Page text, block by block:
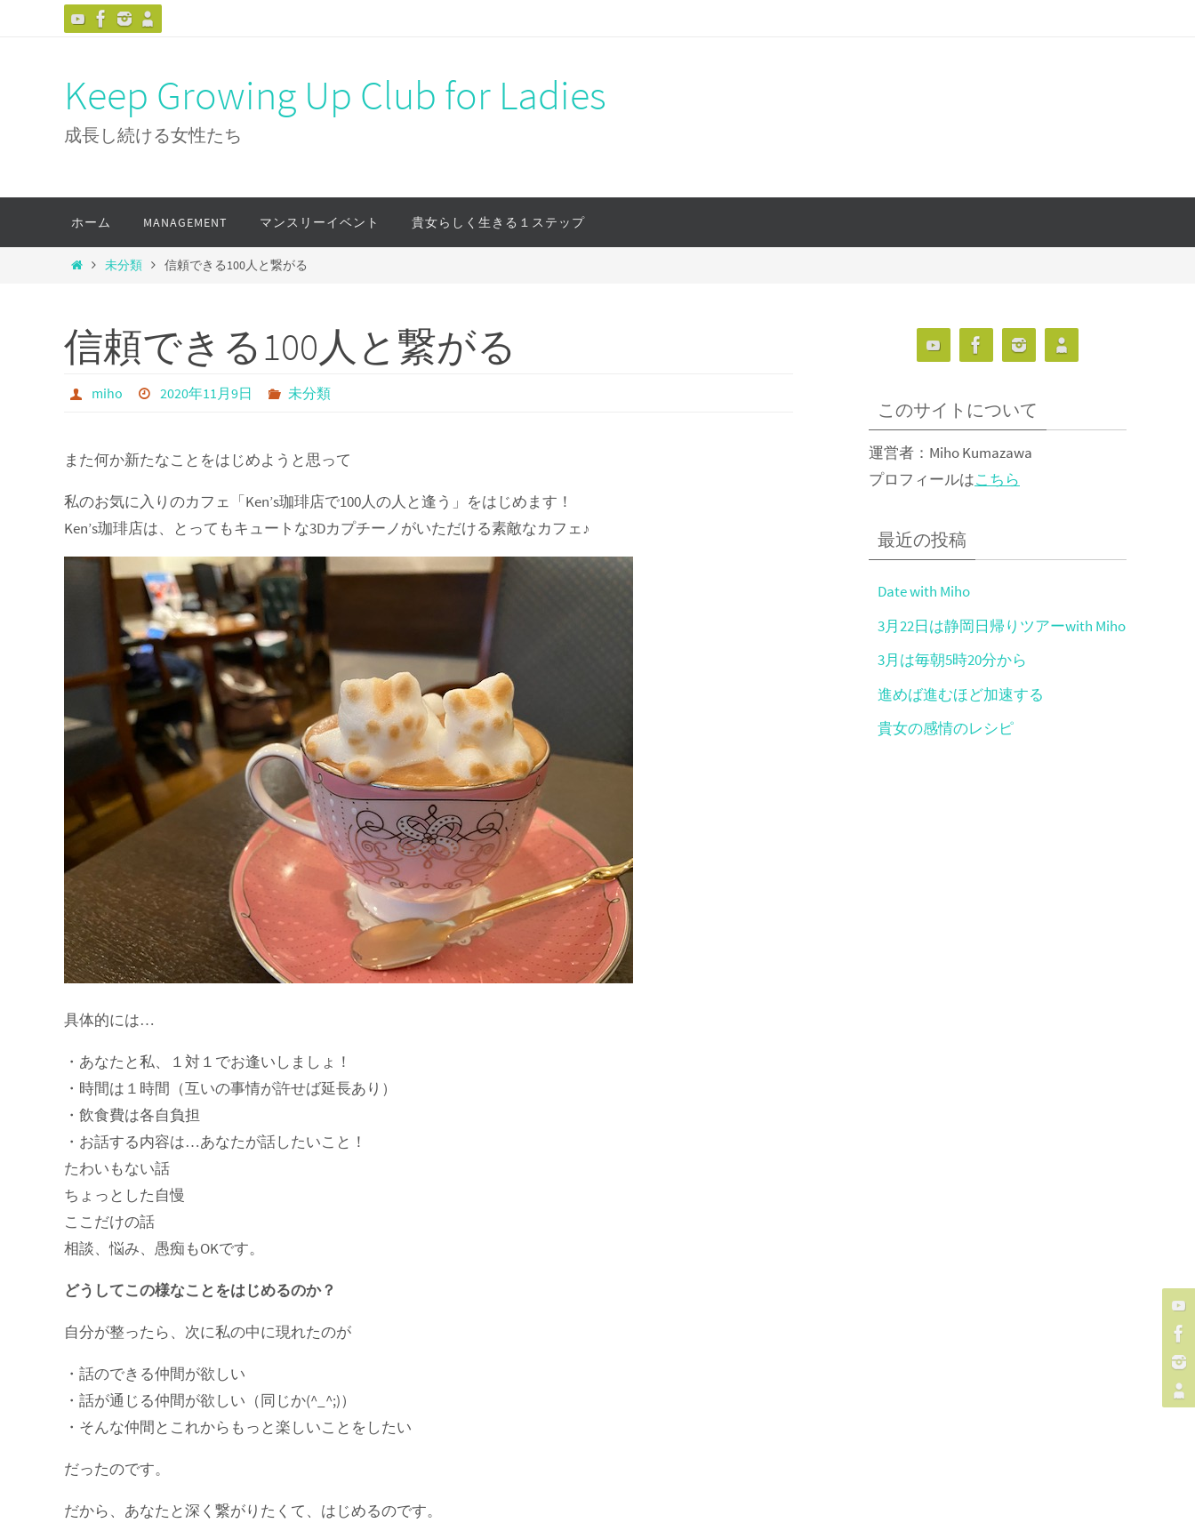
キ
プ
Keep Growing Up Club for Ladies
成長し続ける女性たち
テ
ホーム MANAGEMENT マンスリーイベント 貴女らしく生きる１ステップ
ホ 未分類 信頼できる100人と繋がる
信頼できる100人と繋がる
miho 2020年11月9日 未分類
また何か新たなことをはじめようと思って
私のお気に入りのカフェ「Ken’s珈琲店で100人の人と逢う」をはじめます！
Ken’s珈琲店は、とってもキュートな3Dカプチーノがいただける素敵なカフェ♪
具体的には…
・あなたと私、１対１でお逢いしましょ！
・時間は１時間（互いの事情が許せば延長あり）
・飲食費は各自負担
・お話する内容は…あなたが話したいこと！
たわいもない話
ちょっとした自慢
ここだけの話
相談、悩み、愚痴もOKです。
どうしてこの様なことをはじめるのか？
自分が整ったら、次に私の中に現れたのが
・話のできる仲間が欲しい
・話が通じる仲間が欲しい（同じか(^_^;)）
・そんな仲間とこれからもっと楽しいことをしたい
だったのです。
だから、あなたと深く繋がりたくて、はじめるのです。
このサイトについて
運営者：Miho Kumazawa
プロフィールはこちら
最近の投稿
Date with Miho
3月22日は静岡日帰りツアーwith Miho
3月は毎朝5時20分から
進めば進むほど加速する
貴女の感情のレシピ